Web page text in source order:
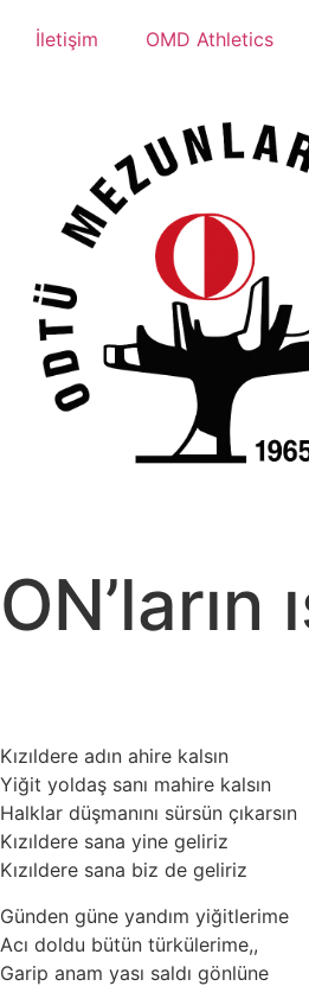
İletişim OMD Athletics
ON’ların
Kızıldere adın ahire kalsın
Yiğit yoldaş sanı mahire kalsın
Halklar düşmanını sürsün çıkarsın
Kızıldere sana yine geliriz
Kızıldere sana biz de geliriz
Günden güne yandım yiğitlerime
Acı doldu bütün türkülerime,,
Garip anam yası saldı gönlüne